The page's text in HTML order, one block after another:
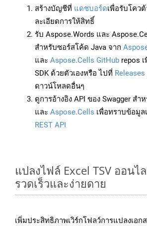
สร้างบัญชีที่ แดชบอร์ดเพื่อรับโคว
ละเอียดการให้สิทธิ์
รับ Aspose.Words และ
สำหรับซอร์สโค้ด Java จาก
และ Aspose.Cells GitHub repos
SDK ด้วยตัวเองหรือ ไปที่ Releases
ดาวน์โหลดอื่นๆ
ดูการอ้างอิง API ของ Swagger สำ
และ Aspose.Cells เพื่อทราบข้อมูล
REST API
แปลงไฟล์ Excel TSV ออนไ
รวดเร็วและง่ายดาย
เพิ่มประสิทธิภาพเวิร์กโฟลว์การแปลงเอ